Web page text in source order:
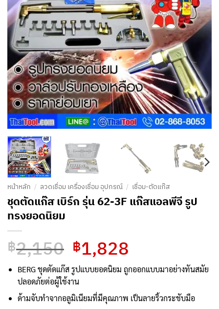
หน้าหลัก / ลวดเชื่อม เครื่องเชื่อม อุปกรณ์ / เชื่อม-ตัดแก๊ส
ชุดตัดแก๊ส เบิร์ก รุ่น 62-3F แก๊สแอลพีจี รูป
ทรงยอดนิยม
฿2,150 Original
price
was:
฿2,150.
฿1,828
is:
BERG ชุดตัดแก๊ส รูปแบบยอดนิยม ถูกออกแบบมาอย่างทันสมัย
ปลอดภัยต่อผู้ใช้งาน
ด้ามจับทำจากอลูมิเนียมที่มีคุณภาพ เป็นลายริ้วกระชับมือ